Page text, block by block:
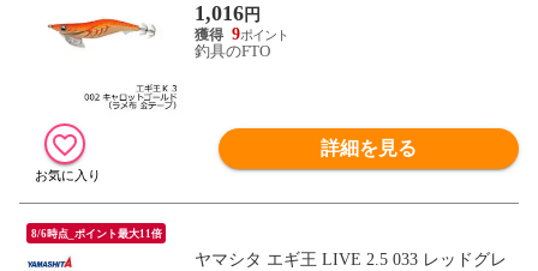
1,016円
9
釣具のFTO
詳細を見る
8/6時点_ポイント最大11倍
ヤマシタ エギ王 LIVE 2.5 033 レッドグレ